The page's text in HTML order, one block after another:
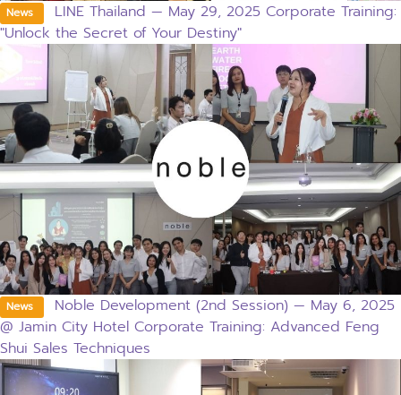
News
LINE Thailand — May 29, 2025 Corporate Training:
"Unlock the Secret of Your Destiny"
News
Noble Development (2nd Session) — May 6, 2025
@ Jamin City Hotel Corporate Training: Advanced Feng
Shui Sales Techniques